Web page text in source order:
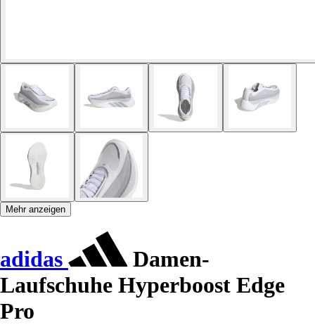
Mehr anzeigen
adidas
Damen-
Laufschuhe Hyperboost Edge
Pro